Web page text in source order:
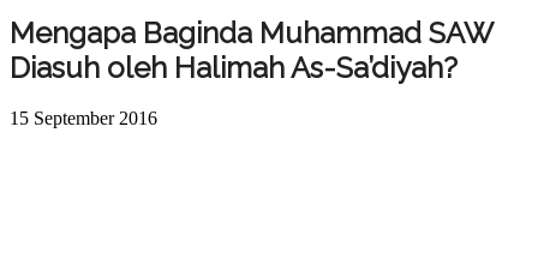
Mengapa Baginda Muhammad SAW
Diasuh oleh Halimah As-Sa’diyah?
15 September 2016